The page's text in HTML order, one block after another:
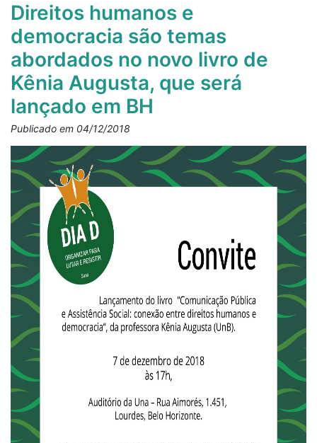
Direitos humanos e
democracia são temas
abordados no novo livro de
Kênia Augusta, que será
lançado em BH
Publicado em 04/12/2018